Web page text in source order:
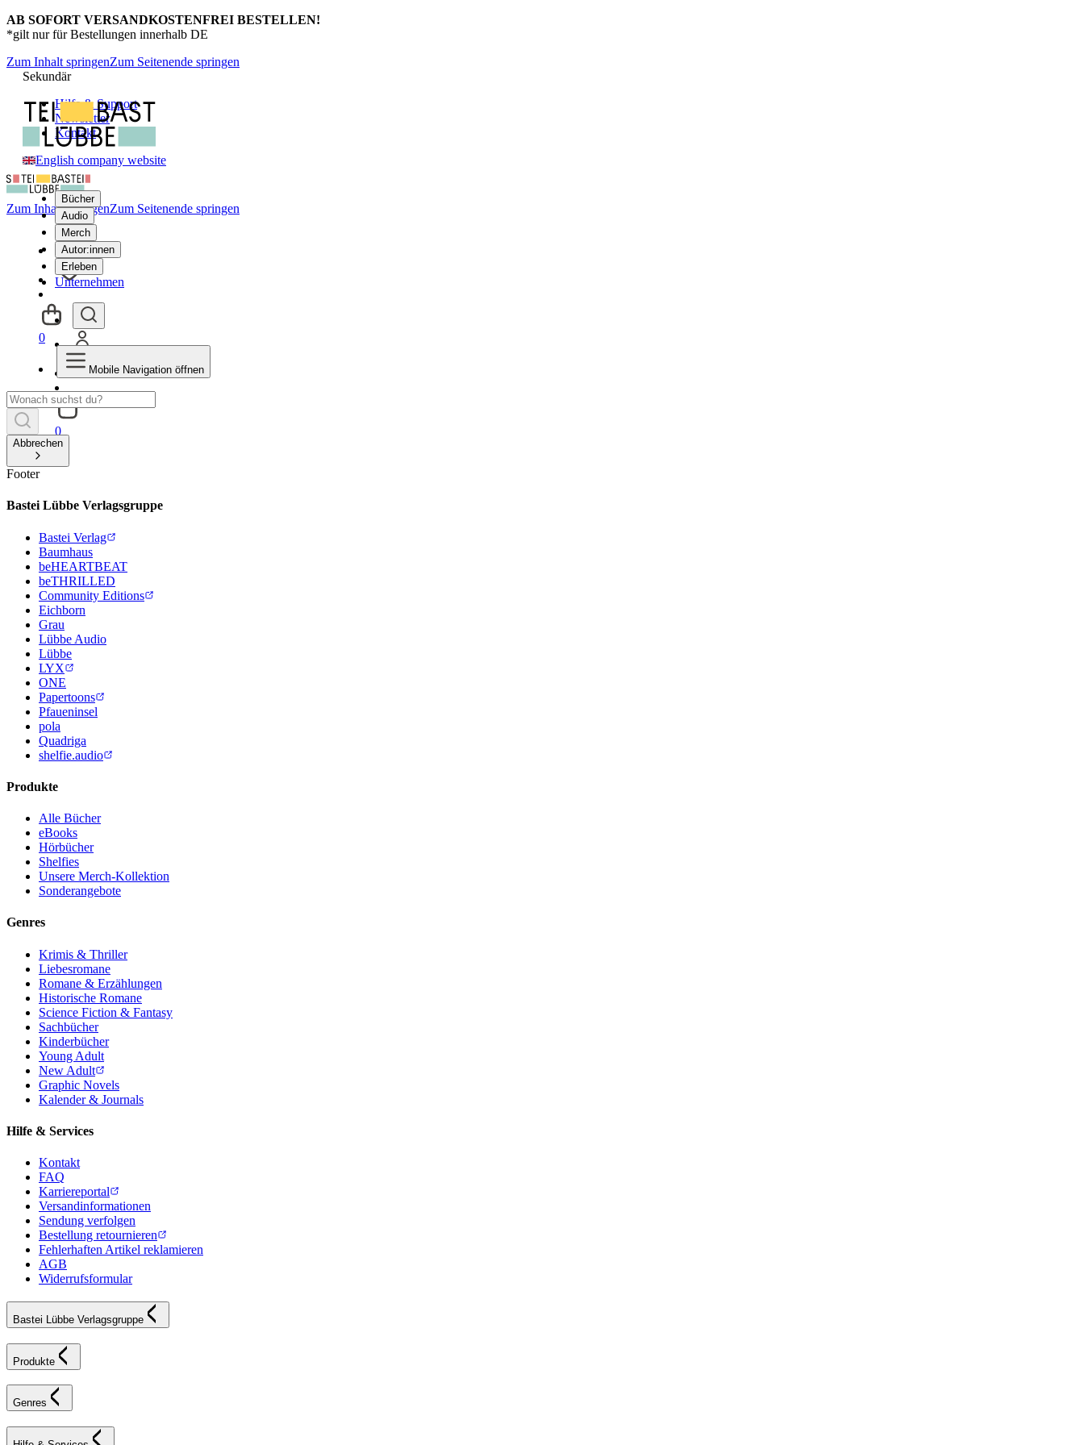
AB SOFORT VERSANDKOSTENFREI BESTELLEN!
*gilt nur für Bestellungen innerhalb DE
Zum Inhalt springenZum Seitenende springen
Sekundär
Hilfe & Support
Newsletter
Kontakt
English company website
Bücher
Audio
Merch
Autor:innen
Erleben
Unternehmen
0
Zum Inhalt springenZum Seitenende springen
0
Mobile Navigation öffnen
Abbrechen
Footer
Bastei Lübbe Verlagsgruppe
Bastei Verlag
Baumhaus
beHEARTBEAT
beTHRILLED
Community Editions
Eichborn
Grau
Lübbe Audio
Lübbe
LYX
ONE
Papertoons
Pfaueninsel
pola
Quadriga
shelfie.audio
Produkte
Alle Bücher
eBooks
Hörbücher
Shelfies
Unsere Merch-Kollektion
Sonderangebote
Genres
Krimis & Thriller
Liebesromane
Romane & Erzählungen
Historische Romane
Science Fiction & Fantasy
Sachbücher
Kinderbücher
Young Adult
New Adult
Graphic Novels
Kalender & Journals
Hilfe & Services
Kontakt
FAQ
Karriereportal
Versandinformationen
Sendung verfolgen
Bestellung retournieren
Fehlerhaften Artikel reklamieren
AGB
Widerrufsformular
Bastei Lübbe Verlagsgruppe
Produkte
Genres